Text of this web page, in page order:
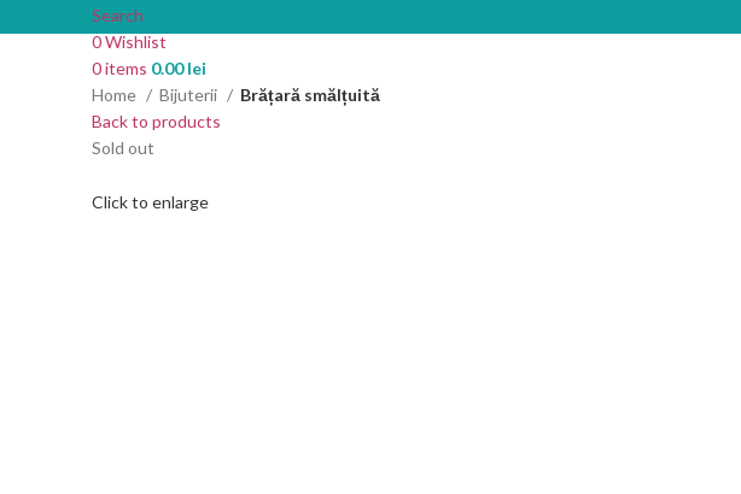
Search
0Wishlist
0items 0.00lei
Home
Bijuterii
Brățară smălțuită
Back to products
Sold out
Click to enlarge